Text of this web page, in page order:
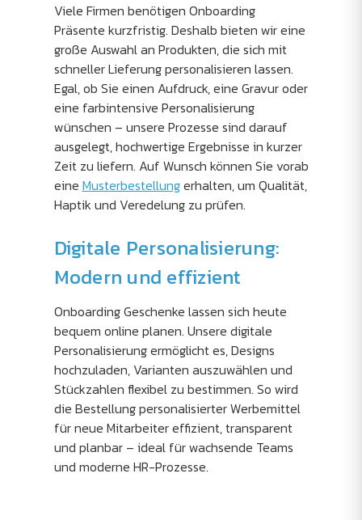
Viele Firmen benötigen Onboarding
Präsente kurzfristig. Deshalb bieten wir eine
große Auswahl an Produkten, die sich mit
schneller Lieferung personalisieren lassen.
Egal, ob Sie einen Aufdruck, eine Gravur oder
eine farbintensive Personalisierung
wünschen – unsere Prozesse sind darauf
ausgelegt, hochwertige Ergebnisse in kurzer
Zeit zu liefern. Auf Wunsch können Sie vorab
eine Musterbestellungerhalten, um Qualität,
Haptik und Veredelung zu prüfen.
Digitale Personalisierung:
Modern und effizient
Onboarding Geschenke lassen sich heute
bequem online planen. Unsere digitale
Personalisierung ermöglicht es, Designs
hochzuladen, Varianten auszuwählen und
Stückzahlen flexibel zu bestimmen. So wird
die Bestellung personalisierter Werbemittel
für neue Mitarbeiter effizient, transparent
und planbar – ideal für wachsende Teams
und moderne HR-Prozesse.